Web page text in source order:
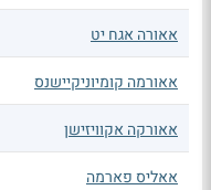
אאורה אגח יט
אאורמה קומיוניקיישנס
אאורקה אקוויזישן
אאליס פארמה